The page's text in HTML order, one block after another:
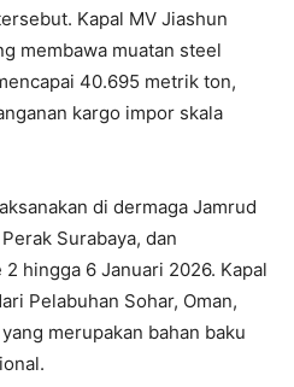
Kapal MV Jiashun
membawa muatan steel
40.695 metrik ton,
kargo impor skala
di dermaga Jamrud
Surabaya, dan
hingga 6 Januari 2026. Kapal
Pelabuhan Sohar, Oman,
merupakan bahan baku